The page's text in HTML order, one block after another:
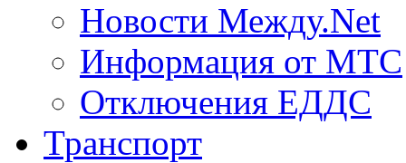
Новости Между.Net
Информация от МТС
Отключения ЕДДС
Транспорт